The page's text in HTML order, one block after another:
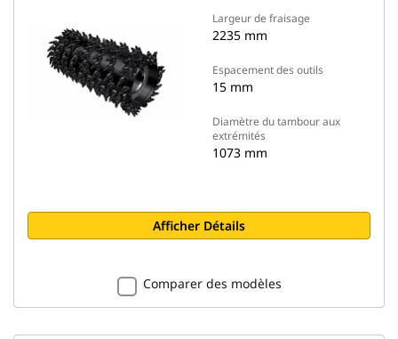
Largeur de fraisage
2235 mm
Espacement des outils
15 mm
Diamètre du tambour aux
extrémités
1073 mm
Afficher Détails
Comparer des modèles